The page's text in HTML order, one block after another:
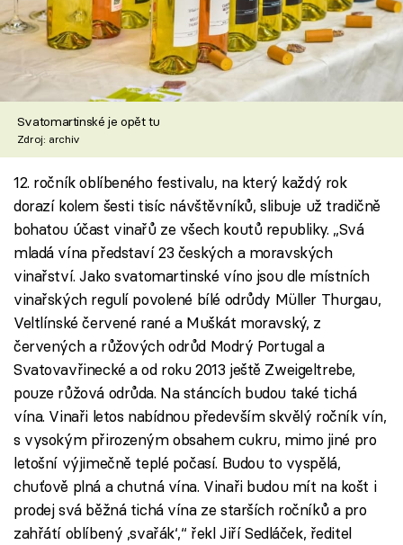
Svatomartinské je opět tu
Zdroj: archiv
12. ročník oblíbeného festivalu, na který každý rok
dorazí kolem šesti tisíc návštěvníků, slibuje už tradičně
bohatou účast vinařů ze všech koutů republiky. „Svá
mladá vína představí 23 českých a moravských
vinařství. Jako svatomartinské víno jsou dle místních
vinařských regulí povolené bílé odrůdy Müller Thurgau,
Veltlínské červené rané a Muškát moravský, z
červených a růžových odrůd Modrý Portugal a
Svatovavřinecké a od roku 2013 ještě Zweigeltrebe,
pouze růžová odrůda. Na stáncích budou také tichá
vína. Vinaři letos nabídnou především skvělý ročník vín,
s vysokým přirozeným obsahem cukru, mimo jiné pro
letošní výjimečně teplé počasí. Budou to vyspělá,
chuťově plná a chutná vína. Vinaři budou mít na košt i
prodej svá běžná tichá vína ze starších ročníků a pro
zahřátí oblíbený ‚svařák‘,“ řekl Jiří Sedláček, ředitel